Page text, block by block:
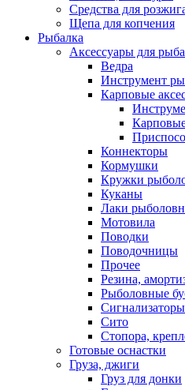
Средства для
Щепа для копчения
Рыбалка
Аксессуары для
Ведра
Инструмент
Карповые
Коннекторы
Кормушки
Кружки
Куканы
Лаки
Мотовила
Поводки
Поводочницы
Прочее
Резина,
Рыболовные
Сито
Стопора,
Готовые оснастки
Груза, джиги
Груз для донки